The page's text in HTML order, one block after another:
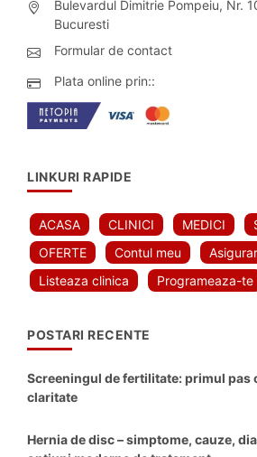
Bulevardul Dimitrie Pompeiu, Nr.
Bucuresti
Formular de contact
Plata online prin::
LINKURI RAPIDE
ACASA CLINICI MEDICI
OFERTE
Contul meu
Listeaza clinica
Programeaza-te
POSTARI RECENTE
Screeningul de fertilitate: primul pas
claritate
Hernia de disc – simptome, cauze,